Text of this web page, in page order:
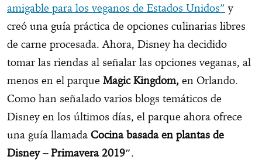
amigable para los veganos de Estados Unidos” y
creó una guía práctica de opciones culinarias libres
de carne procesada. Ahora, Disney ha decidido
tomar las riendas al señalar las opciones veganas, al
menos en el parque Magic Kingdom, en Orlando.
Como han señalado varios blogs temáticos de
Disney en los últimos días, el parque ahora ofrece
una guía llamada Cocina basada en plantas de
Disney – Primavera 2019″.